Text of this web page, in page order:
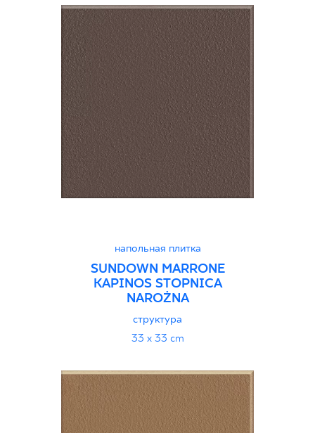
напольная плитка
SUNDOWN MARRONE
KAPINOS STOPNICA
NAROŻNA
структура
33 x 33 cm